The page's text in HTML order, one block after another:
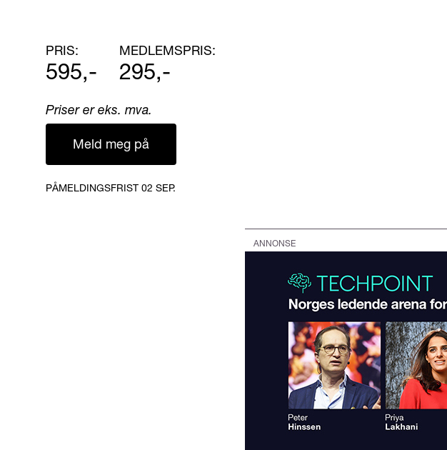
PRIS:
595,-
MEDLEMSPRIS:
295,-
Priser er eks. mva.
Meld meg på
PÅMELDINGSFRIST 02 SEP.
ANNONSE